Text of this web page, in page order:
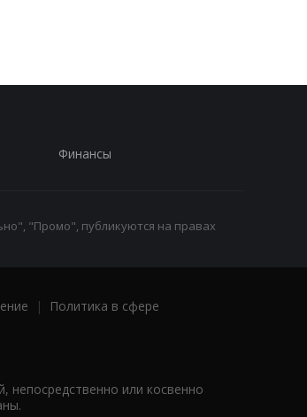
Финансы
"Промо", публикуются на правах
|
Политика в сфере
или косвенно